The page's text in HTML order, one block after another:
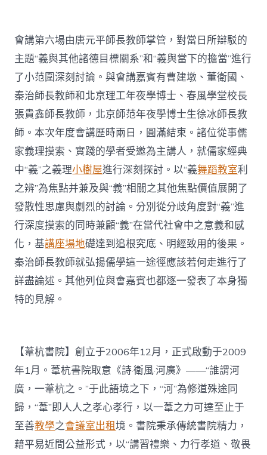
會講第六場由唐元平師長教師掌管，對當日所辯駁的
主題“義與其他諸德目標關系”和“義與當下的擔當”進行
了小范圍深刻討論。與會講嘉賓有曹建墩、董衛國、
秦治師長教師和北京理工年夜學博士、春風學堂校長
張貴鑫師長教師，北京師范年夜學博士生徐冰師長教
師。本次年度會講歷時兩日，圓滿結束。諸位從事儒
家義理摸索、實踐的學者受邀為主講人，就儒家經典
中“義”之義理小樹屋進行深刻探討。以“義舞蹈教室利
之辨”為焦點并兼及與“義”相關之其他焦點價值展開了
發散性思慮與劇烈的討論。分別從分歧角度對“義”進
行深度摸索的同時兼顧“義”在當代社會中之意義和感
化，基講座場地礎達到追根究底、明經致用的後果。
秦治師長教師就弘揚儒學這一途徑應該若何走進行了
詳盡論述。其他列位與會嘉賓也都逐一發表了本身獨
特的見解。
【葦杭書院】創立于2006年12月，正式啟動于2009
年1月。葦杭書院取意《詩·衛風·河廣》——“誰謂河
廣，一葦杭之。”于此語境之下，“河”為修道殊途同
歸，“葦”即人人之孝心孝行，以一葦之力可達至止于
至善教學之會議室出租境。書院秉承傳統書院精力，
藉平易近間公益形式，以“講習禮樂、力行孝道、敬畏